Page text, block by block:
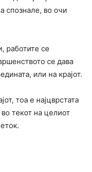
спознале, во очи
работите се
се дава
или на крајот.
тоа е најцврстата
текот на целиот